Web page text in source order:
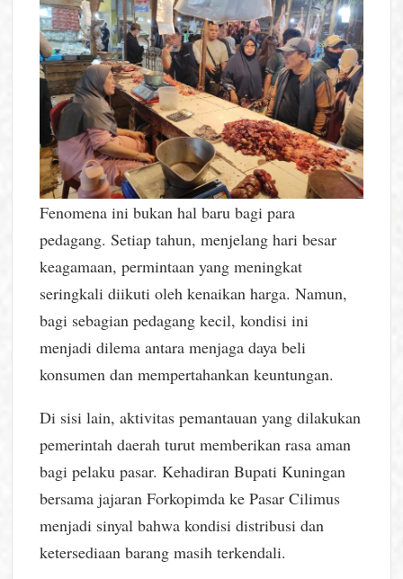
Fenomena ini bukan hal baru bagi para
pedagang. Setiap tahun, menjelang hari besar
keagamaan, permintaan yang meningkat
seringkali diikuti oleh kenaikan harga. Namun,
bagi sebagian pedagang kecil, kondisi ini
menjadi dilema antara menjaga daya beli
konsumen dan mempertahankan keuntungan.
Di sisi lain, aktivitas pemantauan yang dilakukan
pemerintah daerah turut memberikan rasa aman
bagi pelaku pasar. Kehadiran Bupati Kuningan
bersama jajaran Forkopimda ke Pasar Cilimus
menjadi sinyal bahwa kondisi distribusi dan
ketersediaan barang masih terkendali.